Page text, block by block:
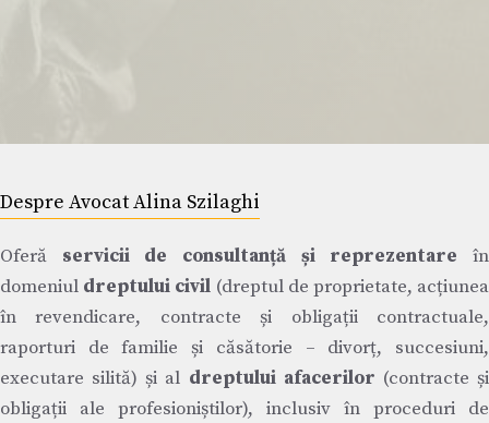
Despre Avocat Alina Szilaghi
Oferă servicii de consultanță și reprezentare în
domeniul dreptului civil (dreptul de proprietate, acțiunea
în revendicare, contracte și obligații contractuale,
raporturi de familie și căsătorie – divorț, succesiuni,
executare silită) și al dreptului afacerilor (contracte și
obligații ale profesioniștilor), inclusiv în proceduri de